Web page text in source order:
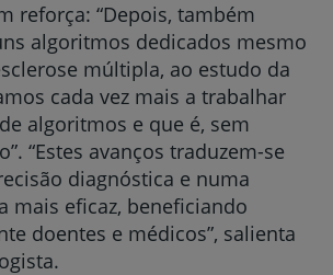
reforça: “Depois, também
algoritmos dedicados mesmo
múltipla, ao estudo da
cada vez mais a trabalhar
algoritmos e que é, sem
“Estes avanços traduzem-se
diagnóstica e numa
mais eficaz, beneficiando
doentes e médicos”, salienta